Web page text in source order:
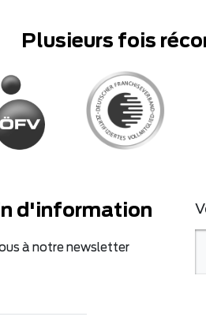
Plusieurs fois
d'information
à notre newsletter